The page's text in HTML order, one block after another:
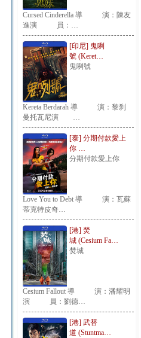
Cursed Cinderella 導 演：陳友
進演 員：…
[印尼] 鬼咧
號 (Keret…
鬼咧號
Kereta Berdarah 導 演：黎刹
曼托瓦尼演 …
[泰] 分期付款愛上
你 …
分期付款愛上你
Love You to Debt 導 演：瓦蘇
蒂克特皮奇…
[港] 焚
城 (Cesium Fa…
焚城
Cesium Fallout 導 演：潘耀明
演 員：劉德…
[港] 武替
道 (Stuntma…